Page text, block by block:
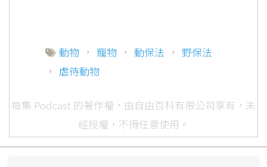
動物 ， 寵物 ， 動保法 ， 野保法
， 虐待動物
每集 Podcast 的著作權，由自由百科有限公司享有，未
經授權，不得任意使用。